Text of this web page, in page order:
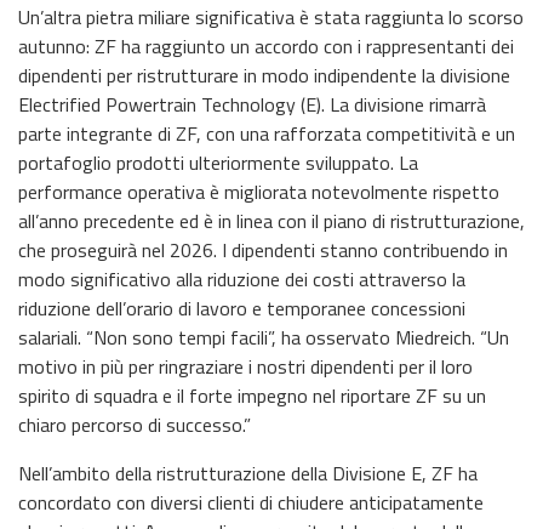
Un’altra pietra miliare significativa è stata raggiunta lo scorso
autunno: ZF ha raggiunto un accordo con i rappresentanti dei
dipendenti per ristrutturare in modo indipendente la divisione
Electrified Powertrain Technology (E). La divisione rimarrà
parte integrante di ZF, con una rafforzata competitività e un
portafoglio prodotti ulteriormente sviluppato. La
performance operativa è migliorata notevolmente rispetto
all’anno precedente ed è in linea con il piano di ristrutturazione,
che proseguirà nel 2026. I dipendenti stanno contribuendo in
modo significativo alla riduzione dei costi attraverso la
riduzione dell’orario di lavoro e temporanee concessioni
salariali. “Non sono tempi facili”, ha osservato Miedreich. “Un
motivo in più per ringraziare i nostri dipendenti per il loro
spirito di squadra e il forte impegno nel riportare ZF su un
chiaro percorso di successo.”
Nell’ambito della ristrutturazione della Divisione E, ZF ha
concordato con diversi clienti di chiudere anticipatamente